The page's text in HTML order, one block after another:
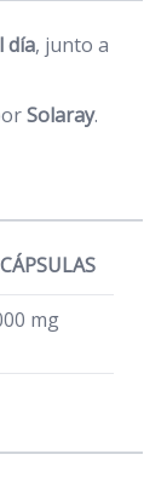
día, junto a
Solaray.
mg